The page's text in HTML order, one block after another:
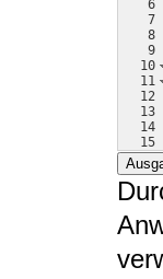
6
7
8
9
10
11
12
13
14
15